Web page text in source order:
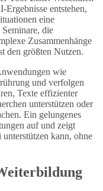
entstehen,
eine
die
Zusammenhänge
den größten Nutzen.
wie
und verfolgen
Texte effizienter
unterstützen oder
Ein gelungenes
auf und zeigt
kann, ohne